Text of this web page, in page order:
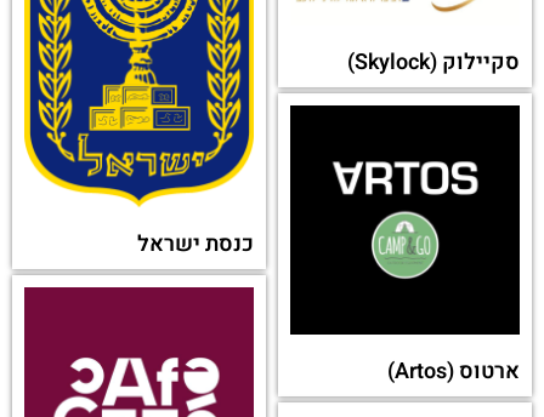
סקיילוק (Skylock)
ארטוס (Artos)
כנסת ישראל